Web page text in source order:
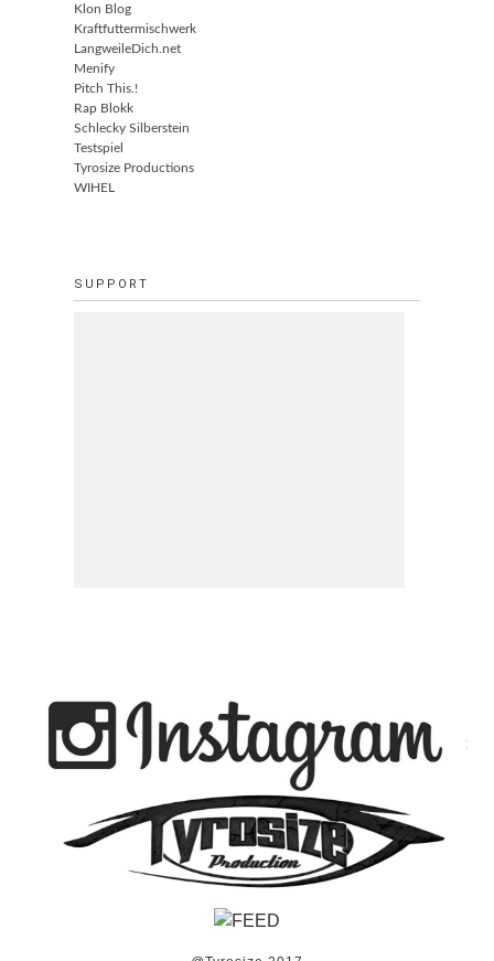
Klon Blog
Kraftfuttermischwerk
LangweileDich.net
Menify
Pitch This.!
Rap Blokk
Schlecky Silberstein
Testspiel
Tyrosize Productions
WIHEL
SUPPORT